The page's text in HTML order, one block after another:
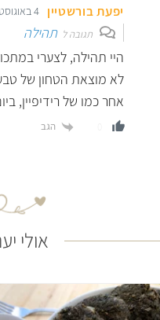
יפעת בורשטיין 4 באוגוסט 2026 16:01
תגובה לתהילה
היי תהילה, לצערי
לא מוצאת הטחון של
אחר כמו של רידיפיין,
הגב
אולי